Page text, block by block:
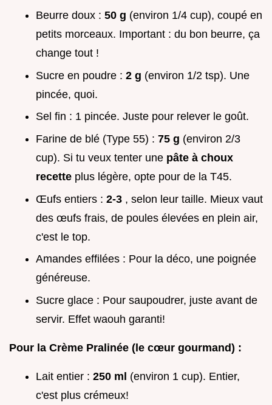
Beurre doux : 50 g (environ 1/4 cup), coupé en
petits morceaux. Important : du bon beurre, ça
change tout !
Sucre en poudre : 2 g (environ 1/2 tsp). Une
pincée, quoi.
Sel fin : 1 pincée. Juste pour relever le goût.
Farine de blé (Type 55) : 75 g (environ 2/3
cup). Si tu veux tenter une pâte à choux
recette plus légère, opte pour de la T45.
Œufs entiers : 2-3 , selon leur taille. Mieux vaut
des œufs frais, de poules élevées en plein air,
c'est le top.
Amandes effilées : Pour la déco, une poignée
généreuse.
Sucre glace : Pour saupoudrer, juste avant de
servir. Effet waouh garanti!
Pour la Crème Pralinée (le cœur gourmand) :
Lait entier : 250 ml (environ 1 cup). Entier,
c'est plus crémeux!